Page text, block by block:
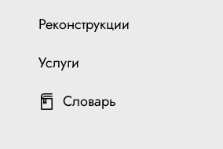
Реконструкции
Услуги
Словарь